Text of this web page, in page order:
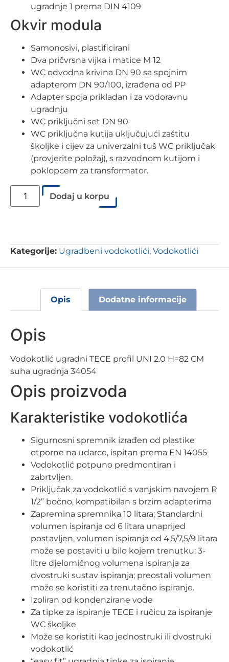
ugradnje 1 prema DIN 4109
Okvir modula
Samonosivi, plastificirani
Dva pričvrsna vijka i matice M 12
WC odvodna krivina DN 90 sa spojnim
adapterom DN 90/100, izrađena od PP
Adapter spoja prikladan i za vodoravnu
ugradnju
WC priključni set DN 90
WC priključna kutija uključujući zaštitu
školjke i cijev za univerzalni tuš WC priključak
(provjerite položaj), s razvodnom kutijom i
poklopcem za transformator.
Dodaj u korpu
Kategorije: Ugradbeni vodokotlići, Vodokotlići
Opis Dodatne informacije
Opis
Vodokotlić ugradni TECE profil UNI 2.0 H=82 CM
suha ugradnja 34054
Opis proizvoda
Karakteristike vodokotlića
Sigurnosni spremnik izrađen od plastike
otporne na udarce, ispitan prema EN 14055
Vodokotlić potpuno predmontiran i
zabrtvljen.
Priključak za vodokotlić s vanjskim navojem R
1/2” bočno, kompatibilan s brzim adapterima
Zapremina spremnika 10 litara; Standardni
volumen ispiranja od 6 litara unaprijed
postavljen, volumen ispiranja od 4,5/7,5/9 litara
može se postaviti u bilo kojem trenutku; 3-
litre djelomičnog volumena ispiranja za
dvostruki sustav ispiranja; preostali volumen
može se koristiti za trenutačno ispiranje.
Izoliran od kondenzirane vode
Za tipke za ispiranje TECE i ručicu za ispiranje
WC školjke
Može se koristiti kao jednostruki ili dvostruki
vodokotlić